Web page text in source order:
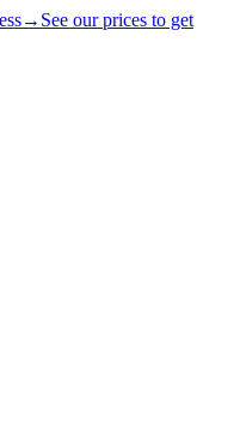
→ See our prices to get